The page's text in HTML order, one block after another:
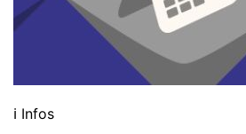
ℹ️ Infos